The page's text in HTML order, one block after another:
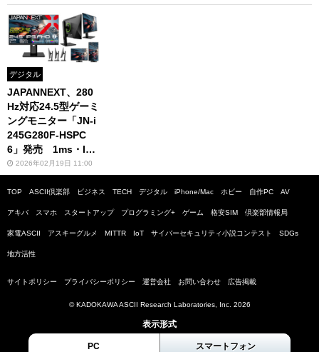
ぎた
裕で買いでしょう
デジタル
JAPANNEXT、280
Hz対応24.5型ゲーミ
ングモニター「JN-i
245G280F-HSPC
6」発売 1ms・IP
S・USB-C搭載で2
万円台
2026年02月19日 11:00
TOP ASCII倶楽部 ビジネス TECH デジタル iPhone/Mac ホビー 自作PC AV
アキバ スマホ スタートアップ プログラミング+ ゲーム 格安SIM 倶楽部情報局
家電ASCII アスキーグルメ MITTR IoT サイバーセキュリティ小説コンテスト SDGs
地方活性
サイトポリシー プライバシーポリシー 運営会社 お問い合わせ 広告掲載
© KADOKAWA ASCII Research Laboratories, Inc. 2026
表示形式
PC スマートフォン